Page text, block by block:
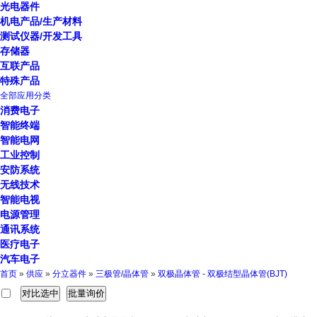
光电器件
机电产品/生产材料
测试仪器/开发工具
存储器
互联产品
特殊产品
全部应用分类
消费电子
智能终端
智能电网
工业控制
安防系统
无线技术
智能电视
电源管理
通讯系统
医疗电子
汽车电子
首页 » 供应 » 分立器件 » 三极管/晶体管 » 双极晶体管 - 双极结型晶体管(BJT)